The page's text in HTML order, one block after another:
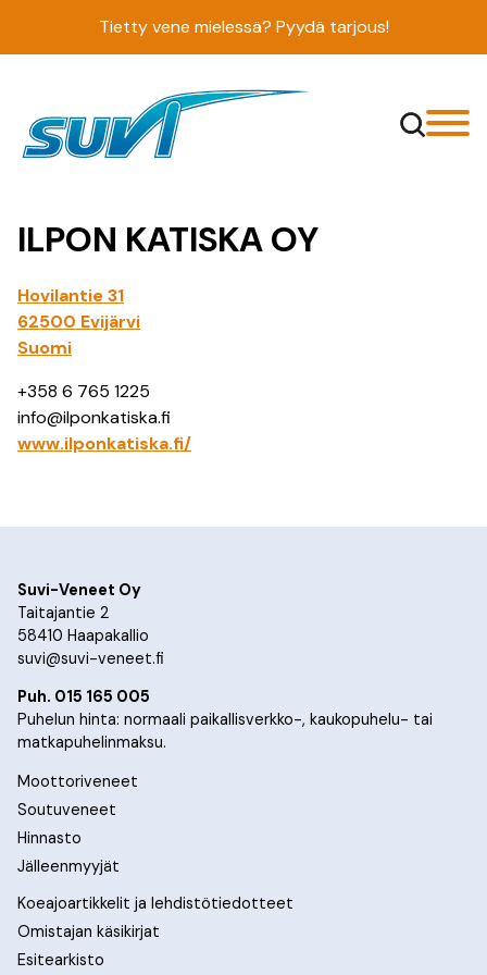
Tietty vene mielessä? Pyydä tarjous!
ILPON KATISKA OY
Hovilantie 31
62500 Evijärvi
Suomi
+358 6 765 1225
info@ilponkatiska.fi
www.ilponkatiska.fi/
Suvi-Veneet Oy
Taitajantie 2
58410 Haapakallio
suvi@suvi-veneet.fi
Puh. 015 165 005
Puhelun hinta: normaali paikallisverkko-, kaukopuhelu- tai
matkapuhelinmaksu.
Moottoriveneet
Soutuveneet
Hinnasto
Jälleenmyyjät
Koeajoartikkelit ja lehdistötiedotteet
Omistajan käsikirjat
Esitearkisto